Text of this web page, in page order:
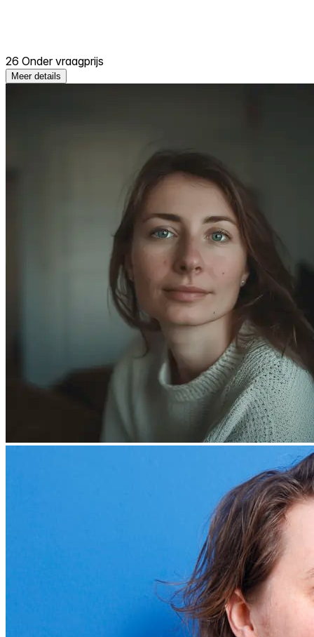
26 Onder vraagprijs
Meer details